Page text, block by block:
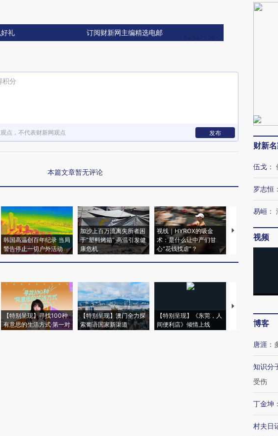
礼 订阅财新网主编精选电邮
积分
点，不代表财新网观点 发布
本篇文章暂无评论
韩国高温创百年纪录 当局
警告停止一切户外活动
加沙上百万流离失所者困
于“塑料烤箱” 高温引发健
康危机
视线｜HYROX的吸金
术：是什么让中产们甘
心“花钱找虐”？
马航飞行员跨国
粒摇头丸 尿检体
【特别呈现】寻找100种
有意思的生活方式·第一对
【特别呈现】澳门全力探
索葡语国家新渠道
【特别呈现】《东莞，人
间便利店》倾情上线
【推广】走进第
会，让数智科技
财新
伍戈 ：
罗志恒
易峘 ：
视频
博客
唐涯 ：
知识分
受伤
丁金坤 ：
村夫日